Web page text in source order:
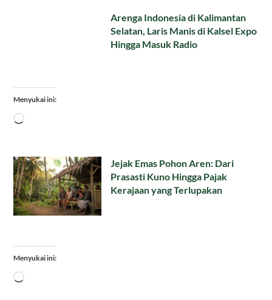
Arenga Indonesia di Kalimantan
Selatan, Laris Manis di Kalsel Expo
Hingga Masuk Radio
Menyukai ini:
Memuat...
Jejak Emas Pohon Aren: Dari
Prasasti Kuno Hingga Pajak
Kerajaan yang Terlupakan
Menyukai ini:
Memuat...